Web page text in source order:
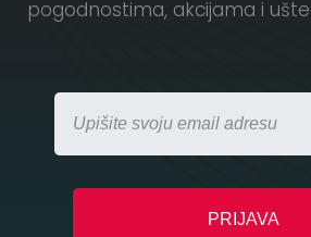
pogodnostima, akcijama i